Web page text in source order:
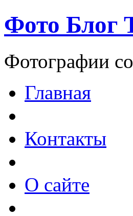
Фото Блог
Фотографии
Главная
Контакты
О сайте